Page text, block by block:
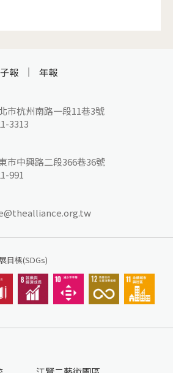
報
年報
市杭州南路一段11巷3號
3313
市中興路二段366巷36號
991
目標(SDGs)